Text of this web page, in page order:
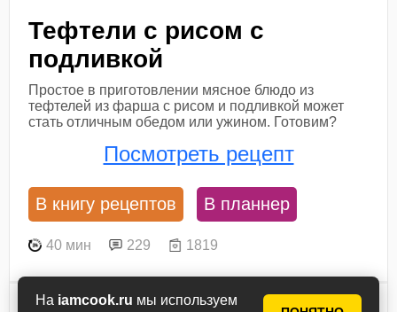
На iamcook.ru мы используем
Тефтели с рисом с
подливкой
Простое в приготовлении мясное блюдо из
тефтелей из фарша с рисом и подливкой может
стать отличным обедом или ужином. Готовим?
Посмотреть рецепт
В книгу рецептов В планнер
40 мин 229 1819
Ингредиенты